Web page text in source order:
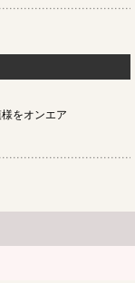
をオンエア